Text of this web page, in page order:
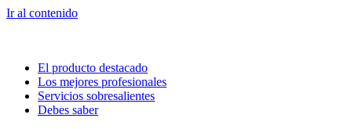
Ir al contenido
El producto destacado
Los mejores profesionales
Servicios sobresalientes
Debes saber